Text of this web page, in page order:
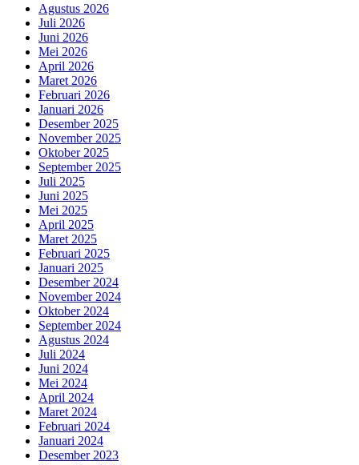
Agustus 2026
Juli 2026
Juni 2026
Mei 2026
April 2026
Maret 2026
Februari 2026
Januari 2026
Desember 2025
November 2025
Oktober 2025
September 2025
Juli 2025
Juni 2025
Mei 2025
April 2025
Maret 2025
Februari 2025
Januari 2025
Desember 2024
November 2024
Oktober 2024
September 2024
Agustus 2024
Juli 2024
Juni 2024
Mei 2024
April 2024
Maret 2024
Februari 2024
Januari 2024
Desember 2023